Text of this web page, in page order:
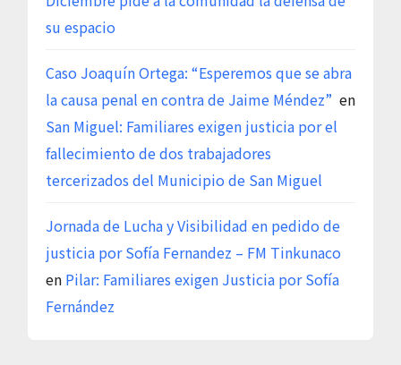
su espacio
Caso Joaquín Ortega: “Esperemos que se abra
la causa penal en contra de Jaime Méndez” en
San Miguel: Familiares exigen justicia por el
fallecimiento de dos trabajadores
tercerizados del Municipio de San Miguel
Jornada de Lucha y Visibilidad en pedido de
justicia por Sofía Fernandez – FM Tinkunaco
en Pilar: Familiares exigen Justicia por Sofía
Fernández